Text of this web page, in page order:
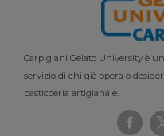
Carpigiani Gelato University è
servizio di chi già opera o
pasticceria artigianale.